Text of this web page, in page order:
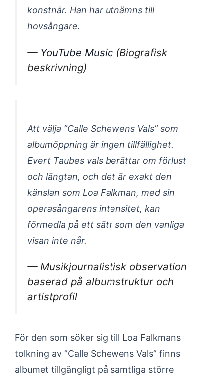
konstnär. Han har utnämns till
hovsångare.
— YouTube Music (Biografisk
beskrivning)
Att välja ”Calle Schewens Vals” som
albumöppning är ingen tillfällighet.
Evert Taubes vals berättar om förlust
och längtan, och det är exakt den
känslan som Loa Falkman, med sin
operasångarens intensitet, kan
förmedla på ett sätt som den vanliga
visan inte når.
— Musikjournalistisk observation
baserad på albumstruktur och
artistprofil
För den som söker sig till Loa Falkmans
tolkning av ”Calle Schewens Vals” finns
albumet tillgängligt på samtliga större